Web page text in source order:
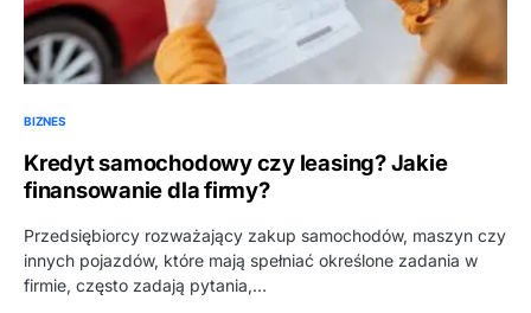
BIZNES
Kredyt samochodowy czy leasing? Jakie
finansowanie dla firmy?
Przedsiębiorcy rozważający zakup samochodów, maszyn czy
innych pojazdów, które mają spełniać określone zadania w
firmie, często zadają pytania,…